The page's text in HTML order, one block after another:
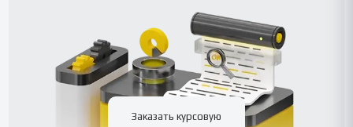
Заказать курсовую